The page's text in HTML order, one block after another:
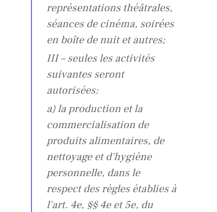
représentations théâtrales,
séances de cinéma, soirées
en boîte de nuit et autres;
III – seules les activités
suivantes seront
autorisées:
a) la production et la
commercialisation de
produits alimentaires, de
nettoyage et d'hygiène
personnelle, dans le
respect des règles établies à
l'art. 4e, §§ 4e et 5e, du